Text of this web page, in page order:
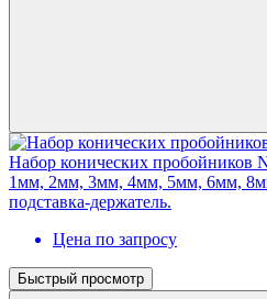
Набор конических пробойников
1мм, 2мм, 3мм, 4мм, 5мм, 6мм,
подставка-держатель.
Цена по запросу
Быстрый просмотр